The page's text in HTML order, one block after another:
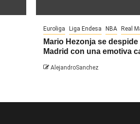
Euroliga Liga Endesa NBA Real
Mario Hezonja se despide
Madrid con una emotiva
AlejandroSanchez